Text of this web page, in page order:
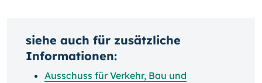
siehe auch für zusätzliche
Informationen:
Ausschuss für Verkehr, Bau und